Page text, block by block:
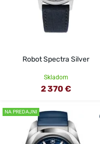
Robot Spectra Silver
Skladom
2 370 €
NA PREDAJNI